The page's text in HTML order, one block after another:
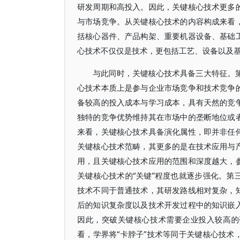
研发周期和高投入。因此，关键核心技术更
与市场竞争。从关键核心技术的内容构成来
括核心器件、产品构架、重要机器设备、基
心技术不仅仅是技术，更包括工艺、设备以及
与此同时，关键核心技术具备三大特征
心技术本质上是参与企业市场竞争和技术竞
备较高的投入成本与学习成本，具有天然的
独特的竞争优势维持其在市场中的垄断地位
来看，关键核心技术具备演化属性，即并非
关键核心技术范畴，其更多的是在技术应用
用，且关键核心技术应用的范围和深度越大，
关键核心技术的“关键”程度也就逐步强化。
技术不同于普通技术，其研发路线相对复杂
后的知识复杂度以及技术开发过程中的知识嵌
因此，突破关键核心技术需要企业投入较高
看，学界将“卡脖子”技术等同于关键核心技